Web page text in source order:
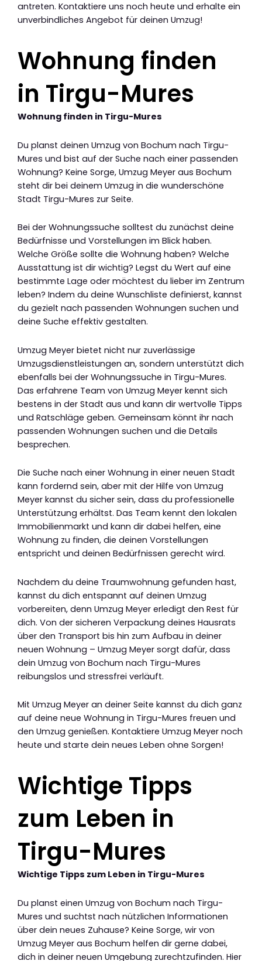
antreten. Kontaktiere uns noch heute und erhalte ein
unverbindliches Angebot für deinen Umzug!
Wohnung finden
in Tirgu-Mures
Wohnung finden in Tirgu-Mures
Du planst deinen Umzug von Bochum nach Tirgu-
Mures und bist auf der Suche nach einer passenden
Wohnung? Keine Sorge, Umzug Meyer aus Bochum
steht dir bei deinem Umzug in die wunderschöne
Stadt Tirgu-Mures zur Seite.
Bei der Wohnungssuche solltest du zunächst deine
Bedürfnisse und Vorstellungen im Blick haben.
Welche Größe sollte die Wohnung haben? Welche
Ausstattung ist dir wichtig? Legst du Wert auf eine
bestimmte Lage oder möchtest du lieber im Zentrum
leben? Indem du deine Wunschliste definierst, kannst
du gezielt nach passenden Wohnungen suchen und
deine Suche effektiv gestalten.
Umzug Meyer bietet nicht nur zuverlässige
Umzugsdienstleistungen an, sondern unterstützt dich
ebenfalls bei der Wohnungssuche in Tirgu-Mures.
Das erfahrene Team von Umzug Meyer kennt sich
bestens in der Stadt aus und kann dir wertvolle Tipps
und Ratschläge geben. Gemeinsam könnt ihr nach
passenden Wohnungen suchen und die Details
besprechen.
Die Suche nach einer Wohnung in einer neuen Stadt
kann fordernd sein, aber mit der Hilfe von Umzug
Meyer kannst du sicher sein, dass du professionelle
Unterstützung erhältst. Das Team kennt den lokalen
Immobilienmarkt und kann dir dabei helfen, eine
Wohnung zu finden, die deinen Vorstellungen
entspricht und deinen Bedürfnissen gerecht wird.
Nachdem du deine Traumwohnung gefunden hast,
kannst du dich entspannt auf deinen Umzug
vorbereiten, denn Umzug Meyer erledigt den Rest für
dich. Von der sicheren Verpackung deines Hausrats
über den Transport bis hin zum Aufbau in deiner
neuen Wohnung – Umzug Meyer sorgt dafür, dass
dein Umzug von Bochum nach Tirgu-Mures
reibungslos und stressfrei verläuft.
Mit Umzug Meyer an deiner Seite kannst du dich ganz
auf deine neue Wohnung in Tirgu-Mures freuen und
den Umzug genießen. Kontaktiere Umzug Meyer noch
heute und starte dein neues Leben ohne Sorgen!
Wichtige Tipps
zum Leben in
Tirgu-Mures
Wichtige Tipps zum Leben in Tirgu-Mures
Du planst einen Umzug von Bochum nach Tirgu-
Mures und suchtst nach nützlichen Informationen
über dein neues Zuhause? Keine Sorge, wir von
Umzug Meyer aus Bochum helfen dir gerne dabei,
dich in deiner neuen Umgebung zurechtzufinden. Hier